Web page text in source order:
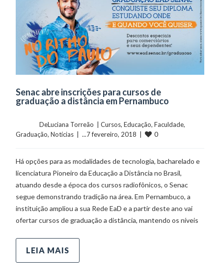
Senac abre inscrições para cursos de
graduação a distância em Pernambuco
	    	DeLuciana Torreão  |
Cursos, Educação, Faculdade
Graduação, Notícias
  |  ...7 fevereiro, 2018  |
0
Há opções para as modalidades de tecnologia, bacharelado e
licenciatura Pioneiro da Educação a Distância no Brasil,
atuando desde a época dos cursos radiofônicos, o Senac
segue demonstrando tradição na área. Em Pernambuco, a
instituição ampliou a sua Rede EaD e a partir deste ano vai
ofertar cursos de graduação a distância, mantendo os níveis
LEIA MAIS